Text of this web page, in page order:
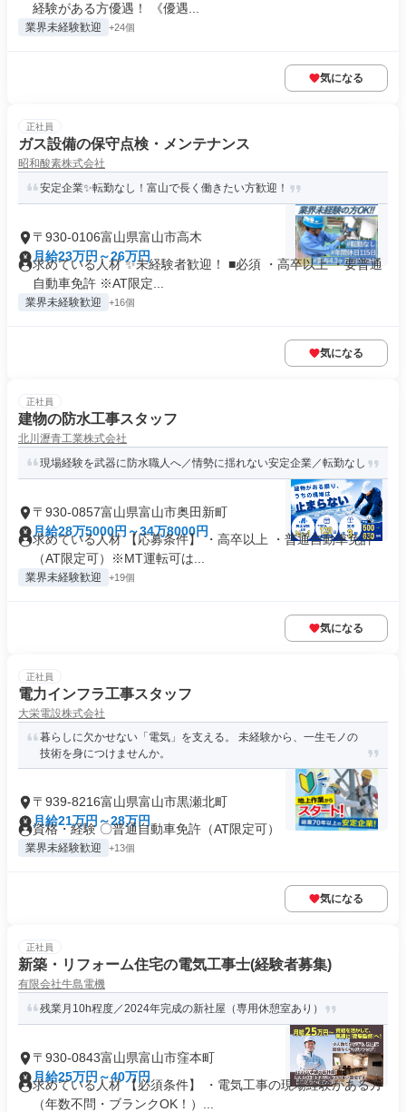
経験がある方優遇！ 《優遇...
業界未経験歓迎 +24個
気になる
正社員
ガス設備の保守点検・メンテナンス
昭和酸素株式会社
安定企業✨転勤なし！富山で長く働きたい方歓迎！
〒930-0106富山県富山市高木
月給23万円～26万円
求めている人材 ✨未経験者歓迎！ ■必須 ・高卒以上 ・要普通
自動車免許 ※AT限定...
業界未経験歓迎 +16個
気になる
正社員
建物の防水工事スタッフ
北川瀝青工業株式会社
現場経験を武器に防水職人へ／情勢に揺れない安定企業／転勤なし
〒930-0857富山県富山市奥田新町
月給28万5000円～34万8000円
求めている人材 【応募条件】 ・高卒以上 ・普通自動車免許
（AT限定可）※MT運転可は...
業界未経験歓迎 +19個
気になる
正社員
電力インフラ工事スタッフ
大栄電設株式会社
暮らしに欠かせない「電気」を支える。 未経験から、一生モノの
技術を身につけませんか。
〒939-8216富山県富山市黒瀬北町
月給21万円～28万円
資格・経験 〇普通自動車免許（AT限定可）
業界未経験歓迎 +13個
気になる
正社員
新築・リフォーム住宅の電気工事士(経験者募集)
有限会社牛島電機
残業月10h程度／2024年完成の新社屋（専用休憩室あり）
〒930-0843富山県富山市窪本町
月給25万円～40万円
求めている人材 【必須条件】 ・電気工事の現場経験がある方
（年数不問・ブランクOK！）...